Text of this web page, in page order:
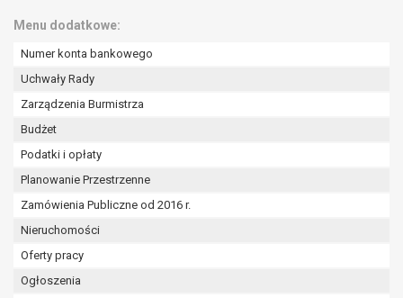
Menu dodatkowe:
Numer konta bankowego
Uchwały Rady
Zarządzenia Burmistrza
Budżet
Podatki i opłaty
Planowanie Przestrzenne
Zamówienia Publiczne od 2016 r.
Nieruchomości
Oferty pracy
Ogłoszenia